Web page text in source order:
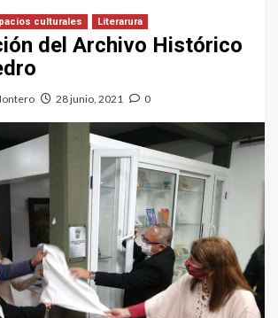
culturales Literarura
del Archivo Histórico
28 junio, 2021 0